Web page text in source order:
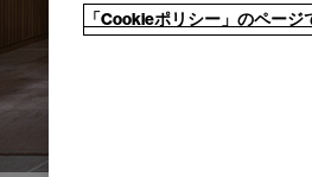
「Cookieポリシー」のペー